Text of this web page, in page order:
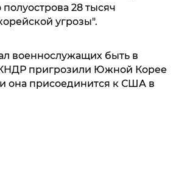
28 тысяч
угрозы".
военнослужащих быть в
КНДР пригрозили Южной Корее
она присоединится к США в